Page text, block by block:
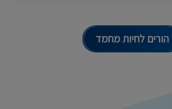
הורים לחיות מחמד